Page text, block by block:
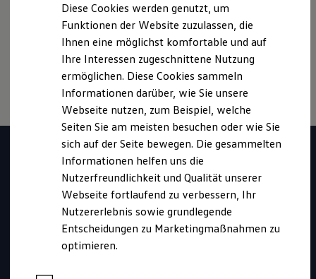
Finanzierung
Für Privatkunden
Für Gewerbekunden
Leasing
Für Privatkunden
Für Gewerbekunden
Versicherungen & Garantien
Garantien
Kfz-Versicherung für Nutzfahrzeuge
Restschuldversicherung
Wartungsverträge
Besitzer & Service
Reparatur & Service
Sommer-Special
Reparatur, Pflege & Inspektion
Servicetermin anfragen
Service-Vorteile bei Volkswagen Nutzfahrzeuge
ServicePlus
Economy Service
Räder & Reifen Service
Mehr anzeigen (1)
Weitere Fragen? Hier entlang!
Haben Sie Fragen zur
Volkswagen
Nutzfahrzeuge
Fahrzeugssuche?
Diese Cookies werden genutzt, um
Funktionen der Website zuzulassen, die
Ihnen eine möglichst komfortable und auf
Ihre Interessen zugeschnittene Nutzung
ermöglichen. Diese Cookies sammeln
Informationen darüber, wie Sie unsere
Webseite nutzen, zum Beispiel, welche
Seiten Sie am meisten besuchen oder wie Sie
sich auf der Seite bewegen. Die gesammelten
Informationen helfen uns die
Nutzerfreundlichkeit und Qualität unserer
Webseite fortlaufend zu verbessern, Ihr
Nutzererlebnis sowie grundlegende
Entscheidungen zu Marketingmaßnahmen zu
optimieren.